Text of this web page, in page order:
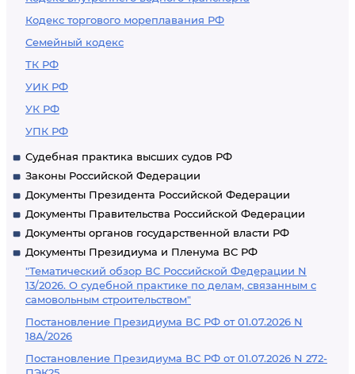
Кодекс торгового мореплавания РФ
Семейный кодекс
ТК РФ
УИК РФ
УК РФ
УПК РФ
Судебная практика высших судов РФ
Законы Российской Федерации
Документы Президента Российской Федерации
Документы Правительства Российской Федерации
Документы органов государственной власти РФ
Документы Президиума и Пленума ВС РФ
"Тематический обзор ВС Российской Федерации N
13/2026. О судебной практике по делам, связанным с
самовольным строительством"
Постановление Президиума ВС РФ от 01.07.2026 N
18А/2026
Постановление Президиума ВС РФ от 01.07.2026 N 272-